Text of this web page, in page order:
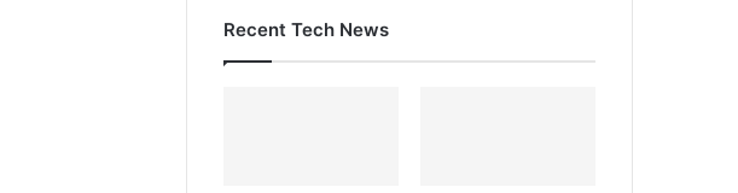
Recent Tech News